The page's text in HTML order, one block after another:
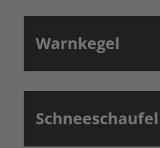
Warnkegel